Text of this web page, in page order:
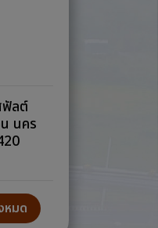
ฟัลต์
นคร
หมด